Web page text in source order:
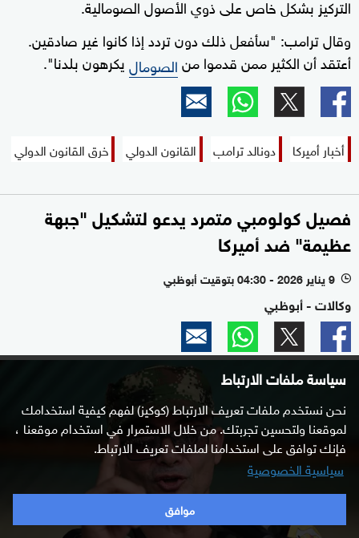
سياسة ملفات الارتباط
نحن نستخدم ملفات تعريف الارتباط (كوكيز) لفهم كيفية استخدامك
لموقعنا ولتحسين تجربتك. من خلال الاستمرار في استخدام موقعنا ،
فإنك توافق على استخدامنا لملفات تعريف الارتباط.
سياسية الخصوصية
موافق
التركيز بشكل خاص على ذوي الأصول الصومالية.
وقال ترامب: "سأفعل ذلك دون تردد إذا كانوا غير صادقين.
أعتقد أن الكثير ممن قدموا منالصوماليكرهون بلدنا".
أخبار أميركا دونالد ترامب القانون الدولي خرق القانون الدولي
فصيل كولومبي متمرد يدعو لتشكيل "جبهة
عظيمة" ضد أميركا
l 9 يناير 2026 - 04:30 بتوقيت أبوظبي
وكالات - أبوظبي